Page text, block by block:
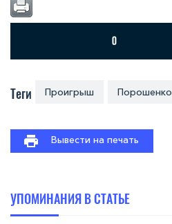
Теги Проигрыш Порошенко
Вывести на печать
УПОМИНАНИЯ В СТАТЬЕ